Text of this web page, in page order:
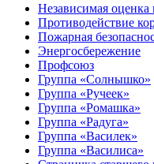
Независимая оценка
Противодействие
Пожарная
Энергосбережение
Профсоюз
Группа «Солнышко»
Группа «Ручеек»
Группа «Ромашка»
Группа «Радуга»
Группа «Василек»
Группа «Василиса»